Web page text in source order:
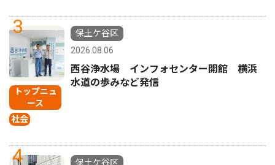
3
トップニュ
ース
社会
保土ケ谷区
2026.08.06
西谷浄水場 インフォセンター開館 横浜
水道の歩みなど発信
4
保土ケ谷区